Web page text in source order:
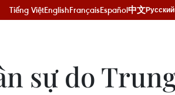
Tiếng ViệtEnglishFrançaisEspañol中文Русский
sự do